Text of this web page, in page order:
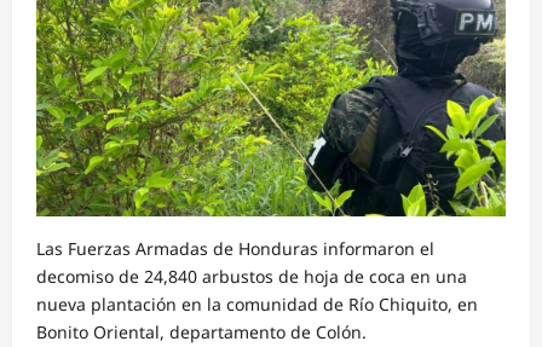
Las Fuerzas Armadas de Honduras informaron el
decomiso de 24,840 arbustos de hoja de coca en una
nueva plantación en la comunidad de Río Chiquito, en
Bonito Oriental, departamento de Colón.